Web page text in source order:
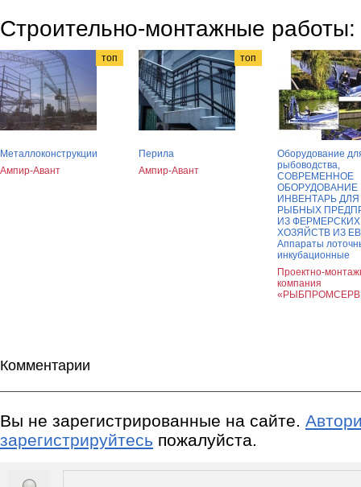
Строительно-монтажные работы:
топ
Металлоконструкции
Ампир-Авант
топ
Перила
Ампир-Авант
Оборудование
рыбоводства,
СОВРЕМЕННОЕ
ОБОРУДОВАНИЕ
ИНВЕНТАРЬ ДЛЯ
РЫБНЫХ
ИЗ ФЕРМЕРСКИХ
ХОЗЯЙСТВ ИЗ
Аппараты
инкубационные
Проектно-
компания
Комментарии
Вы не зарегистрированные на сайте.
зарегистрируйтесь пожалуйста.